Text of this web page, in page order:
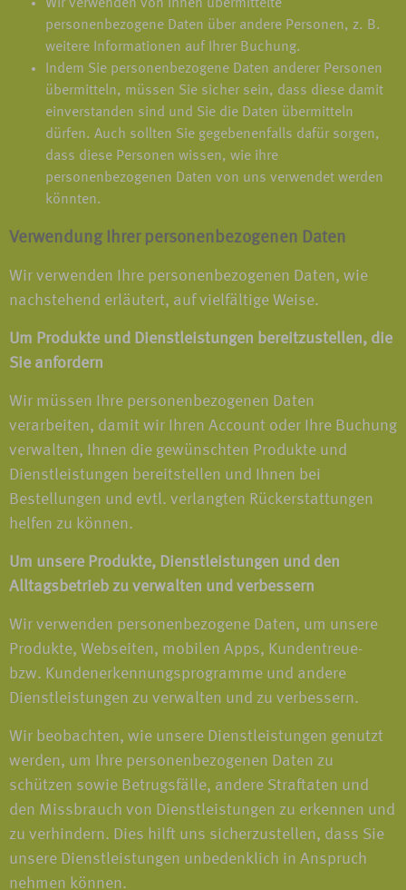
Wir verwenden von Ihnen übermittelte
personenbezogene Daten über andere Personen, z. B.
weitere Informationen auf Ihrer Buchung.
Indem Sie personenbezogene Daten anderer Personen
übermitteln, müssen Sie sicher sein, dass diese damit
einverstanden sind und Sie die Daten übermitteln
dürfen. Auch sollten Sie gegebenenfalls dafür sorgen,
dass diese Personen wissen, wie ihre
personenbezogenen Daten von uns verwendet werden
könnten.
Verwendung Ihrer personenbezogenen Daten
Wir verwenden Ihre personenbezogenen Daten, wie
nachstehend erläutert, auf vielfältige Weise.
Um Produkte und Dienstleistungen bereitzustellen, die
Sie anfordern
Wir müssen Ihre personenbezogenen Daten
verarbeiten, damit wir Ihren Account oder Ihre Buchung
verwalten, Ihnen die gewünschten Produkte und
Dienstleistungen bereitstellen und Ihnen bei
Bestellungen und evtl. verlangten Rückerstattungen
helfen zu können.
Um unsere Produkte, Dienstleistungen und den
Alltagsbetrieb zu verwalten und verbessern
Wir verwenden personenbezogene Daten, um unsere
Produkte, Webseiten, mobilen Apps, Kundentreue-
bzw. Kundenerkennungsprogramme und andere
Dienstleistungen zu verwalten und zu verbessern.
Wir beobachten, wie unsere Dienstleistungen genutzt
werden, um Ihre personenbezogenen Daten zu
schützen sowie Betrugsfälle, andere Straftaten und
den Missbrauch von Dienstleistungen zu erkennen und
zu verhindern. Dies hilft uns sicherzustellen, dass Sie
unsere Dienstleistungen unbedenklich in Anspruch
nehmen können.